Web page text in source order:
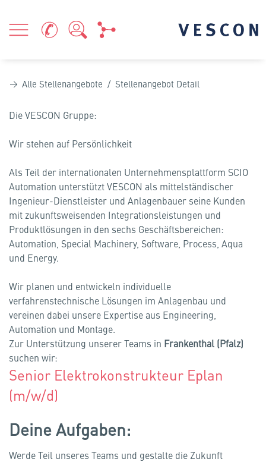
Alle Stellenangebote / Stellenangebot Detail
Die VESCON Gruppe:
Wir stehen auf Persönlichkeit
Als Teil der internationalen Unternehmensplattform SCIO
Automation unterstützt VESCON als mittelständischer
Ingenieur-Dienstleister und Anlagenbauer seine Kunden
mit zukunftsweisenden Integrationsleistungen und
Produktlösungen in den sechs Geschäftsbereichen:
Automation, Special Machinery, Software, Process, Aqua
und Energy.
Wir planen und entwickeln individuelle
verfahrenstechnische Lösungen im Anlagenbau und
vereinen dabei unsere Expertise aus Engineering,
Automation und Montage.
Zur Unterstützung unserer Teams in Frankenthal (Pfalz)
suchen wir:
Senior Elektrokonstrukteur Eplan
(m/w/d)
Deine Aufgaben:
Werde Teil unseres Teams und gestalte die Zukunft